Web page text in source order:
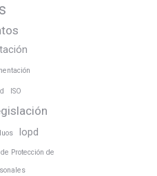
ISO
lopd
Protección de